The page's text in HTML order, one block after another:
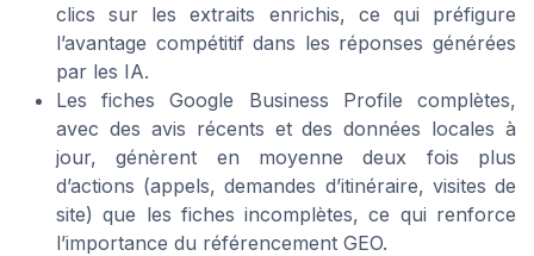
clics sur les extraits enrichis, ce qui préfigure
l’avantage compétitif dans les réponses générées
par les IA.
Les fiches Google Business Profile complètes,
avec des avis récents et des données locales à
jour, génèrent en moyenne deux fois plus
d’actions (appels, demandes d’itinéraire, visites de
site) que les fiches incomplètes, ce qui renforce
l’importance du référencement GEO.